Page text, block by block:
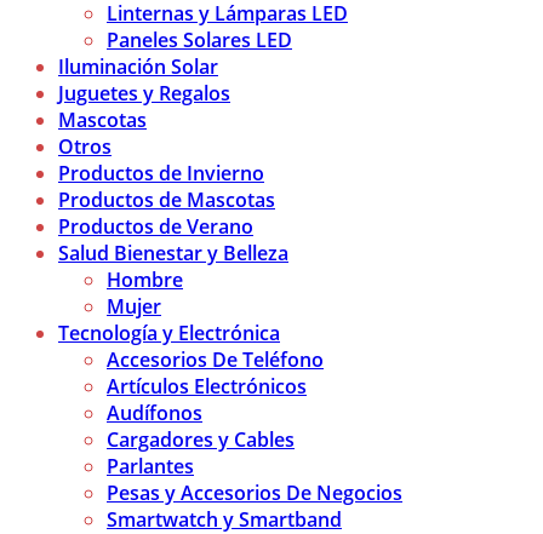
Linternas y Lámparas LED
Paneles Solares LED
Iluminación Solar
Juguetes y Regalos
Mascotas
Otros
Productos de Invierno
Productos de Mascotas
Productos de Verano
Salud Bienestar y Belleza
Hombre
Mujer
Tecnología y Electrónica
Accesorios De Teléfono
Artículos Electrónicos
Audífonos
Cargadores y Cables
Parlantes
Pesas y Accesorios De Negocios
Smartwatch y Smartband